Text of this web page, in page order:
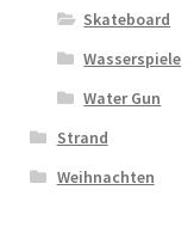
Skateboard
Wasserspiele
Water Gun
Strand
Weihnachten